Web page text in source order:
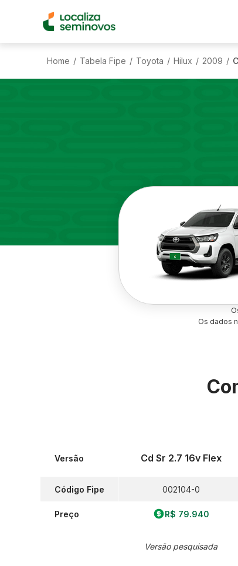
Home / Tabela Fipe / Toyota / Hilux / 2009 /
Os dados
Versão
Código Fipe
Preço
Cd Sr 2.7 16v Flex
002104-0
R$ 79.940
Versão pesquisada